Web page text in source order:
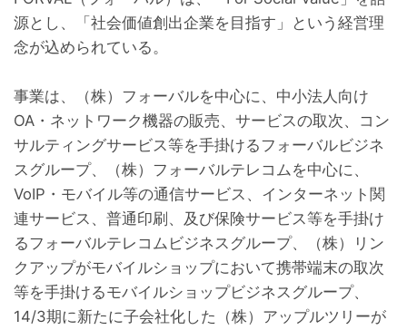
源とし、「社会価値創出企業を目指す」という経営理
念が込められている。
事業は、（株）フォーバルを中心に、中小法人向け
OA・ネットワーク機器の販売、サービスの取次、コン
サルティングサービス等を手掛けるフォーバルビジネ
スグループ、（株）フォーバルテレコムを中心に、
VoIP・モバイル等の通信サービス、インターネット関
連サービス、普通印刷、及び保険サービス等を手掛け
るフォーバルテレコムビジネスグループ、（株）リン
クアップがモバイルショップにおいて携帯端末の取次
等を手掛けるモバイルショップビジネスグループ、
14/3期に新たに子会社化した（株）アップルツリーが